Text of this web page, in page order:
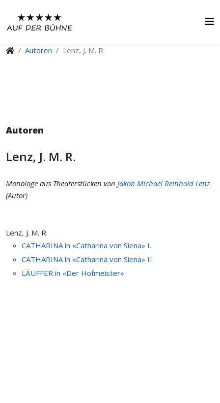
Autoren Lenz, J. M. R.
Autoren
Lenz, J. M. R.
Monologe aus Theaterstücken von Jakob Michael Reinhold Lenz
(Autor)
Lenz, J. M. R.
CATHARINA in «Catharina von Siena» I.
CATHARINA in «Catharina von Siena» II.
LÄUFFER in «Der Hofmeister»